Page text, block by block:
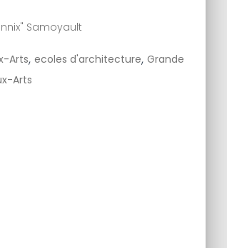
Samoyault
Arts, ecoles d'architecture, Grande
Arts